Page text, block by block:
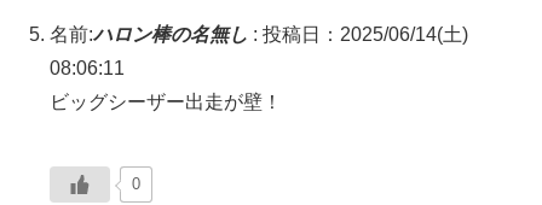
名前:ハロン棒の名無し : 投稿日：2025/06/14(土)
08:06:11
ビッグシーザー出走が壁！
0